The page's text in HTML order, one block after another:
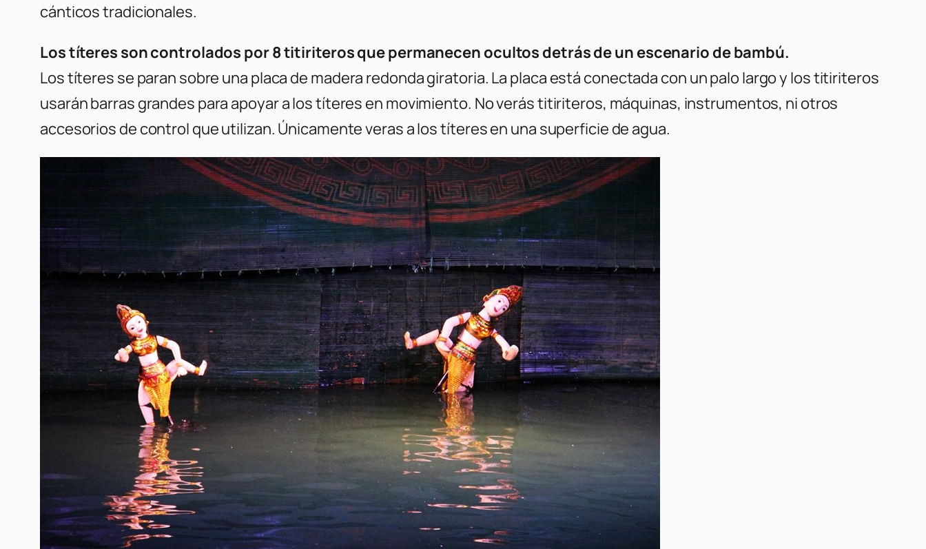
cánticos tradicionales.
Los títeres son controlados por 8 titiriteros que permanecen ocultos detrás de un escenario de bambú.
Los títeres se paran sobre una placa de madera redonda giratoria. La placa está conectada con un palo largo y los titiriteros
usarán barras grandes para apoyar a los títeres en movimiento. No verás titiriteros, máquinas, instrumentos, ni otros
accesorios de control que utilizan. Únicamente veras a los títeres en una superficie de agua.